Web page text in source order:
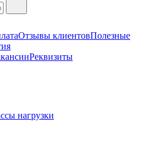
Отзывы клиентовПолезные
Реквизиты
нагрузки